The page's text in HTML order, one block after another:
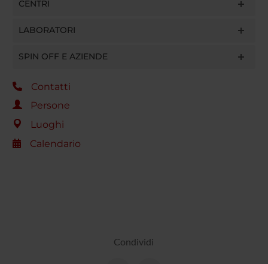
CENTRI
LABORATORI
SPIN OFF E AZIENDE
Contatti
Persone
Luoghi
Calendario
Condividi